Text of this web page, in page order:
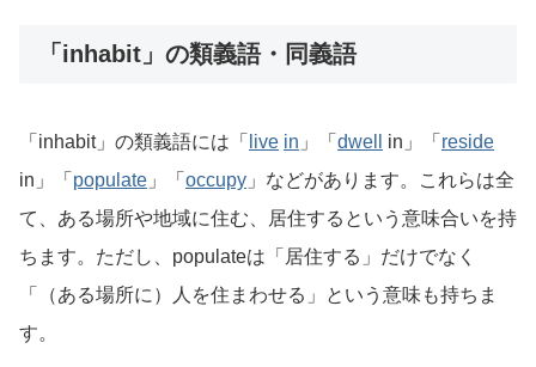
「inhabit」の類義語・同義語
「inhabit」の類義語には「 live in 」「 dwell in」「 reside
in」「 populate 」「 occupy 」などがあります。これらは全
て、ある場所や地域に住む、居住するという意味合いを持
ちます。ただし、populateは「居住する」だけでなく
「（ある場所に）人を住まわせる」という意味も持ちま
す。